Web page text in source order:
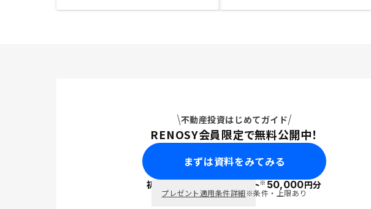
不動産投資はじめてガイド
RENOSY会員限定で無料公開中！
まずは資料をみてみる
初回面談で ポイント※50,000円分
プレゼント適用条件詳細※条件・上限あり